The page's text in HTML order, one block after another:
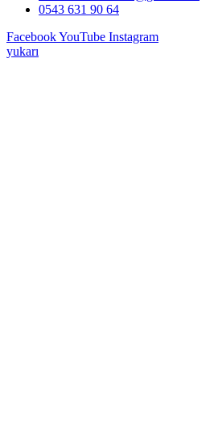
0543 631 90 64
FacebookYouTube Instagram
yukarı